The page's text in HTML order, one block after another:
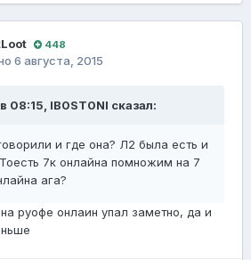
448
6 августа, 2015
08:15, IB0ST0NI сказал:
и где она? Л2 была есть и
7к онлайна помножим на 7
ага?
руофе онлаин упал заметно, да и